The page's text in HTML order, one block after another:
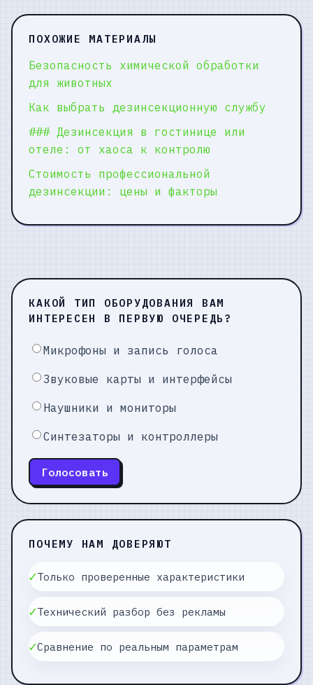
ПОХОЖИЕ МАТЕРИАЛЫ
Безопасность химической обработки
для животных
Как выбрать дезинсекционную службу
### Дезинсекция в гостинице или
отеле: от хаоса к контролю
Стоимость профессиональной
дезинсекции: цены и факторы
КАКОЙ ТИП ОБОРУДОВАНИЯ ВАМ
ИНТЕРЕСЕН В ПЕРВУЮ ОЧЕРЕДЬ?
Микрофоны и запись голоса
Звуковые карты и интерфейсы
Наушники и мониторы
Синтезаторы и контроллеры
Голосовать
ПОЧЕМУ НАМ ДОВЕРЯЮТ
✓Только проверенные характеристики
✓Технический разбор без рекламы
✓Сравнение по реальным параметрам